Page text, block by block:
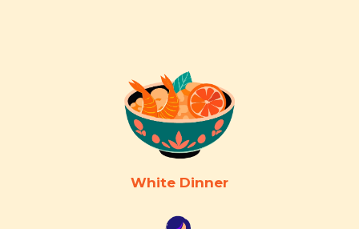
White Dinner